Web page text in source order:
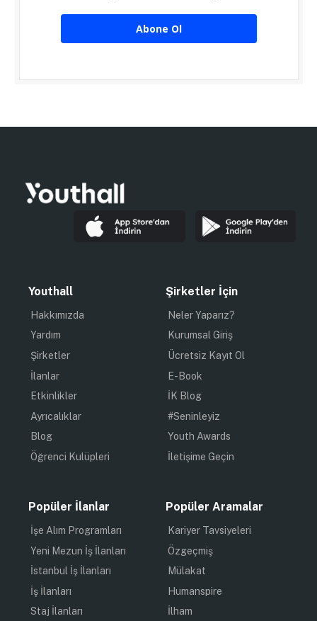
Abone Ol
Youthall
Hakkımızda
Yardım
Şirketler
İlanlar
Etkinlikler
Ayrıcalıklar
Blog
Öğrenci Kulüpleri
Şirketler İçin
Neler Yaparız?
Kurumsal Giriş
Ücretsiz Kayıt Ol
E-Book
İK Blog
#Seninleyiz
Youth Awards
İletişime Geçin
Popüler İlanlar
İşe Alım Programları
Yeni Mezun İş İlanları
İstanbul İş İlanları
İş İlanları
Staj İlanları
Popüler Aramalar
Kariyer Tavsiyeleri
Özgeçmiş
Mülakat
Humanspire
İlham